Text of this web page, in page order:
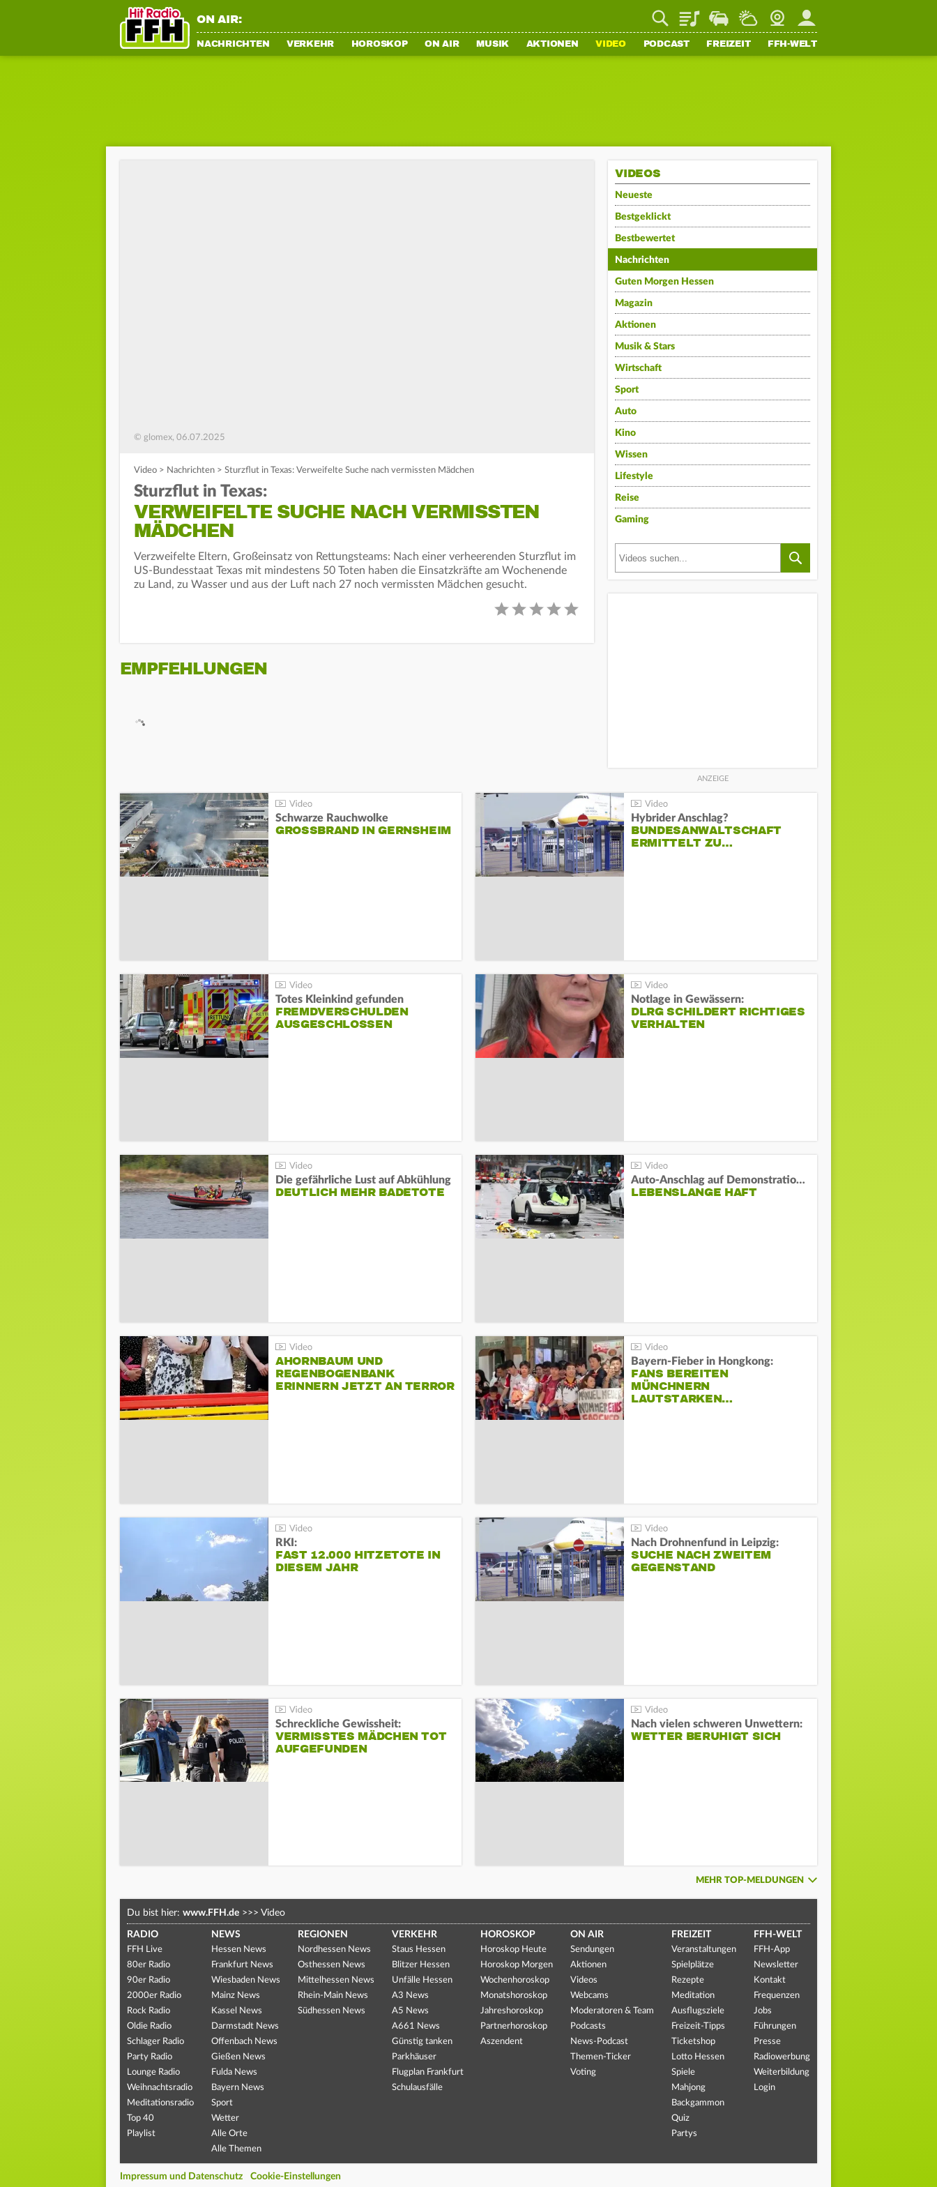
ON AIR: PlaylistStaupilotWetterWebcamMein FFH
NACHRICHTEN VERKEHR HOROSKOP ON AIR MUSIK AKTIONEN VIDEO PODCAST FREIZEIT FFH-WELT
© glomex, 06.07.2025
Video > Nachrichten > Sturzflut in Texas: Verweifelte Suche nach vermissten Mädchen
Sturzflut in Texas:
VERWEIFELTE SUCHE NACH VERMISSTEN
MÄDCHEN
Verzweifelte Eltern, Großeinsatz von Rettungsteams: Nach einer verheerenden Sturzflut im
US-Bundesstaat Texas mit mindestens 50 Toten haben die Einsatzkräfte am Wochenende
zu Land, zu Wasser und aus der Luft nach 27 noch vermissten Mädchen gesucht.
EMPFEHLUNGEN
VIDEOS
Neueste
Bestgeklickt
Bestbewertet
Nachrichten
Guten Morgen Hessen
Magazin
Aktionen
Musik & Stars
Wirtschaft
Sport
Auto
Kino
Wissen
Lifestyle
Reise
Gaming
Schwarze Rauchwolke
GROSSBRAND IN GERNSHEIM
Hybrider Anschlag?
BUNDESANWALTSCHAFT
ERMITTELT ZU…
Totes Kleinkind gefunden
FREMDVERSCHULDEN
AUSGESCHLOSSEN
Notlage in Gewässern:
DLRG SCHILDERT RICHTIGES
VERHALTEN
Die gefährliche Lust auf Abkühlung
DEUTLICH MEHR BADETOTE
Auto-Anschlag auf Demonstration in München:
LEBENSLANGE HAFT
AHORNBAUM UND
REGENBOGENBANK
ERINNERN JETZT AN TERROR
Bayern-Fieber in Hongkong:
FANS BEREITEN
MÜNCHNERN
LAUTSTARKEN…
RKI:
FAST 12.000 HITZETOTE IN
DIESEM JAHR
Nach Drohnenfund in Leipzig:
SUCHE NACH ZWEITEM
GEGENSTAND
Schreckliche Gewissheit:
VERMISSTES MÄDCHEN TOT
AUFGEFUNDEN
Nach vielen schweren Unwettern:
WETTER BERUHIGT SICH
MEHR TOP-MELDUNGEN
Du bist hier: www.FFH.de >>> Video
RADIO
FFH Live
80er Radio
90er Radio
2000er Radio
Rock Radio
Oldie Radio
Schlager Radio
Party Radio
Lounge Radio
Weihnachtsradio
Meditationsradio
Top 40
Playlist
NEWS
Hessen News
Frankfurt News
Wiesbaden News
Mainz News
Kassel News
Darmstadt News
Offenbach News
Gießen News
Fulda News
Bayern News
Sport
Wetter
Alle Orte
Alle Themen
REGIONEN
Nordhessen News
Osthessen News
Mittelhessen News
Rhein-Main News
Südhessen News
VERKEHR
Staus Hessen
Blitzer Hessen
Unfälle Hessen
A3 News
A5 News
A661 News
Günstig tanken
Parkhäuser
Flugplan Frankfurt
Schulausfälle
HOROSKOP
Horoskop Heute
Horoskop Morgen
Wochenhoroskop
Monatshoroskop
Jahreshoroskop
Partnerhoroskop
Aszendent
ON AIR
Sendungen
Aktionen
Videos
Webcams
Moderatoren & Team
Podcasts
News-Podcast
Themen-Ticker
Voting
FREIZEIT
Veranstaltungen
Spielplätze
Rezepte
Meditation
Ausflugsziele
Freizeit-Tipps
Ticketshop
Lotto Hessen
Spiele
Mahjong
Backgammon
Quiz
Partys
FFH-WELT
FFH-App
Newsletter
Kontakt
Frequenzen
Jobs
Führungen
Presse
Radiowerbung
Weiterbildung
Login
Impressum und Datenschutz Cookie-Einstellungen